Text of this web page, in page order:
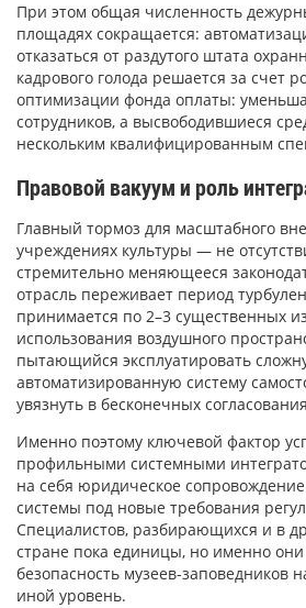
При этом общая численность
площадях сокращается:
отказаться от раздутого штата
кадрового голода решается за счет
оптимизации фонда оплаты:
сотрудников, а высвободившиеся
нескольким квалифицированным
Правовой вакуум и роль
Главный тормоз для масштабного
учреждениях культуры — не
стремительно меняющееся
отрасль переживает период
принимается по 2–3 существенных
использования воздушного
пытающийся эксплуатировать
автоматизированную систему
увязнуть в бесконечных
Именно поэтому ключевой фактор
профильными системными
на себя юридическое
системы под новые требования
Специалистов, разбирающихся и в
стране пока единицы, но именно
безопасность музеев-заповедников
иной уровень.